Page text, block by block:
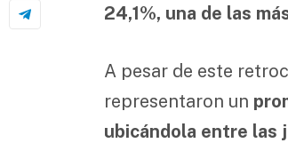
24,1%, una de las
A pesar de este
representaron un
ubicándola entre las